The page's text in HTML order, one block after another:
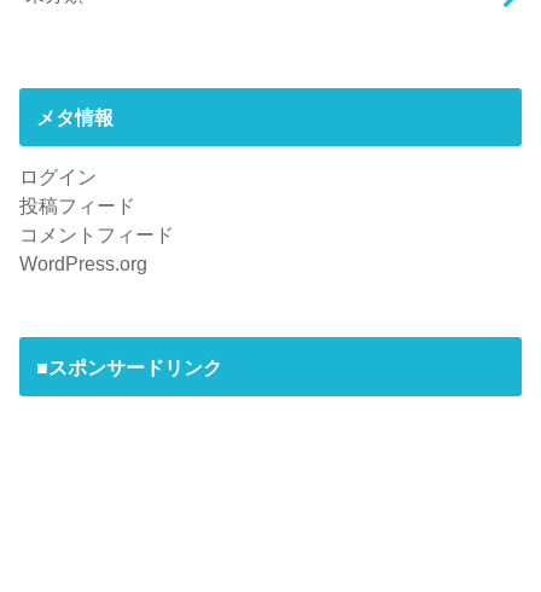
メタ情報
ログイン
投稿フィード
コメントフィード
WordPress.org
■スポンサードリンク